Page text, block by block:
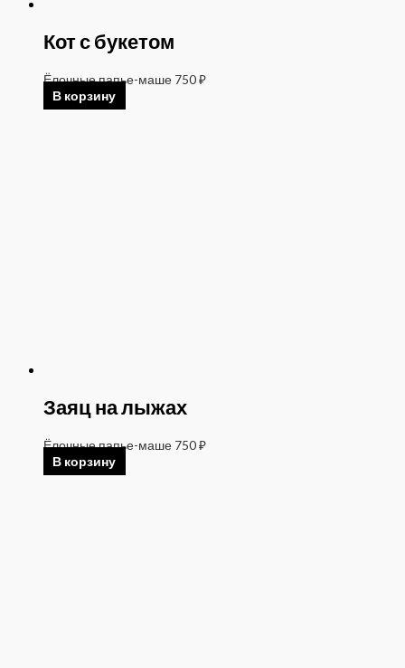
Кот с букетом
Ёлочные папье-маше 750₽
В корзину
Заяц на лыжах
Ёлочные папье-маше 750₽
В корзину